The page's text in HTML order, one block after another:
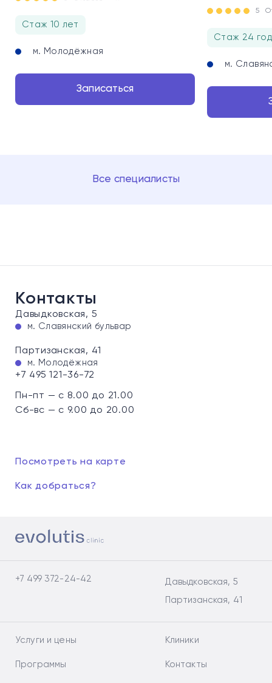
Стаж 10 лет
м. Молодёжная
Записаться
5
Стаж 24
м.
Все специалисты
Контакты
Давыдковская, 5
м. Славянский бульвар
Партизанская, 41
м. Молодёжная
+7 495 121-36-72
Пн-пт — с 8.00 до 21.00
Сб-вс — с 9.00 до 20.00
Посмотреть на карте
Как добраться?
+7 499 372-24-42
Давыдковская, 5
Партизанская, 41
Услуги и цены
Программы
Клиники
Контакты